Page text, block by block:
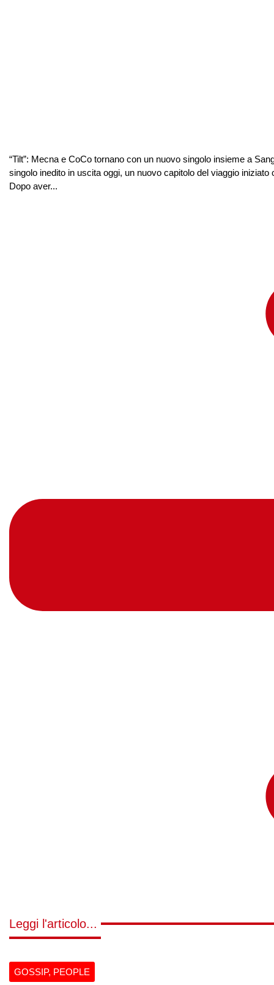
“Tilt”: Mecna e CoCo tornano con un nuovo singolo insieme a
singolo inedito in uscita oggi, un nuovo capitolo del viaggio
Dopo aver...
Leggi l'articolo...
GOSSIP, PEOPLE